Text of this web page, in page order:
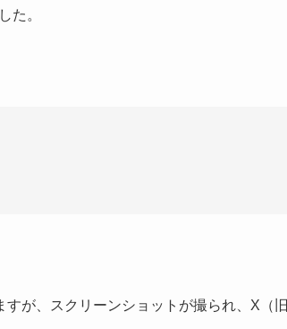
た。
が、スクリーンショットが撮られ、X（旧